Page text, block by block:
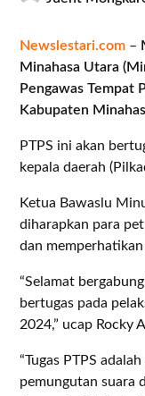
Newslestari.com –
Minahasa Utara
Pengawas Tempat
Kabupaten
PTPS ini akan
kepala daerah
Ketua Bawaslu
diharapkan para
dan
“Selamat
bertugas pada
2024,” ucap Rocky
“Tugas PTPS
pemungutan suara